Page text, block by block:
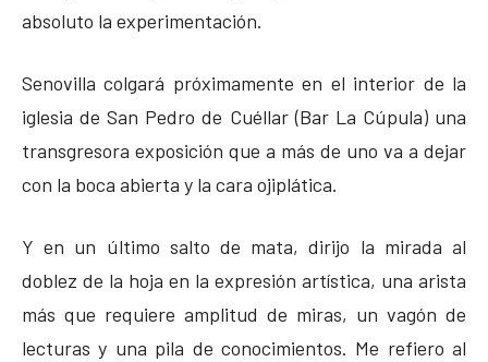
absoluto la experimentación.
Senovilla colgará próximamente en el interior de la
iglesia de San Pedro de Cuéllar (Bar La Cúpula) una
transgresora exposición que a más de uno va a dejar
con la boca abierta y la cara ojiplática.
Y en un último salto de mata, dirijo la mirada al
doblez de la hoja en la expresión artística, una arista
más que requiere amplitud de miras, un vagón de
lecturas y una pila de conocimientos. Me refiero al